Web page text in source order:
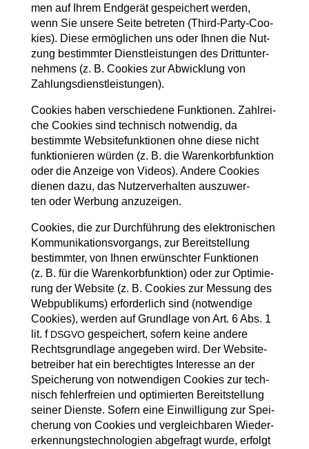
men auf Ihrem End­ge­rät gespei­chert wer­den,
wenn Sie unse­re Sei­te betre­ten (Third-Par­ty-Coo­
kies). Die­se ermög­li­chen uns oder Ihnen die Nut­
zung bestimm­ter Dienst­leis­tun­gen des Dritt­un­ter­
neh­mens (z. B. Coo­kies zur Abwick­lung von
Zahlungsdienstleistungen).
Coo­kies haben ver­schie­de­ne Funk­tio­nen. Zahl­rei­
che Coo­kies sind tech­nisch not­wen­dig, da
bestimm­te Web­site­funk­tio­nen ohne die­se nicht
funk­tio­nie­ren wür­den (z. B. die Waren­korb­funk­ti­on
oder die Anzei­ge von Vide­os). Ande­re Coo­kies
die­nen dazu, das Nut­zer­ver­hal­ten aus­zu­wer­
ten oder Wer­bung anzuzeigen.
Coo­kies, die zur Durch­füh­rung des elek­tro­ni­schen
Kom­mu­ni­ka­ti­ons­vor­gangs, zur Bereit­stel­lung
bestimm­ter, von Ihnen erwünsch­ter Funk­tio­nen
(z. B. für die Waren­korb­funk­ti­on) oder zur Opti­mie­
rung der Web­site (z. B. Coo­kies zur Mes­sung des
Web­pu­bli­kums) erfor­der­lich sind (not­wen­di­ge
Coo­kies), wer­den auf Grund­la­ge von Art. 6 Abs. 1
lit. f DSGVOgespei­chert, sofern kei­ne ande­re
Rechts­grund­la­ge ange­ge­ben wird. Der Web­site­
be­trei­ber hat ein berech­tig­tes Inter­es­se an der
Spei­che­rung von not­wen­di­gen Coo­kies zur tech­
nisch feh­ler­frei­en und opti­mier­ten Bereit­stel­lung
sei­ner Diens­te. Sofern eine Ein­wil­li­gung zur Spei­
che­rung von Coo­kies und ver­gleich­ba­ren Wie­der­
erken­nungs­tech­no­lo­gien abge­fragt wur­de, erfolgt